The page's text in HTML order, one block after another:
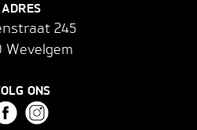
ADRES
245
Wevelgem
ONS